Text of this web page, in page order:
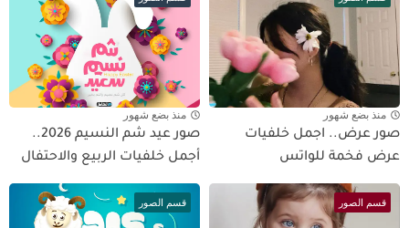
منذ بضع شهور
صور عرض.. اجمل خلفيات
عرض فخمة للواتس
منذ بضع شهور
صور عيد شم النسيم 2026..
أجمل خلفيات الربيع والاحتفال
قسم الصور قسم الصور